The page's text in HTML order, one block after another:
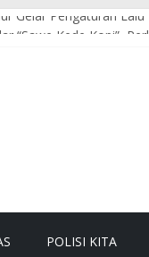
Gelar Pengaturan
Sosialisasikan
POLISI KITA